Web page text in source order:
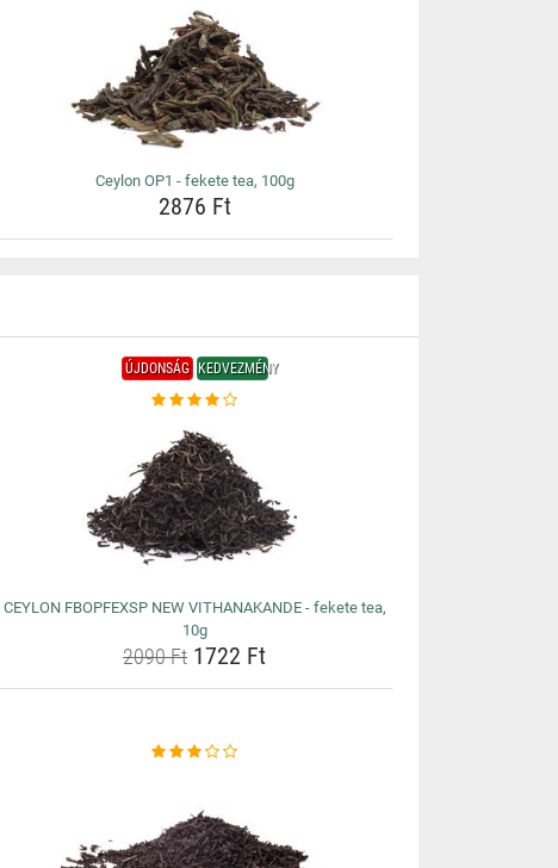
Ceylon OP1 - fekete tea, 100g
2876 Ft
ÚJDONSÁG KEDVEZMÉNY
CEYLON FBOPFEXSP NEW VITHANAKANDE - fekete tea,
10g
2090 Ft 1722 Ft